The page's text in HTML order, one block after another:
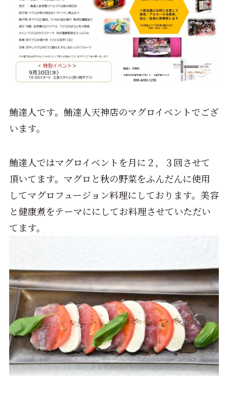
鮪達人です。鮪達人天神店のマグロイベントでござ
います。
鮪達人ではマグロイベントを月に２，３回させて
頂いてます。マグロと秋の野菜をふんだんに使用
してマグロフュージョン料理にしております。美容
と健康煮をテーマににしてお料理させていただい
てます。